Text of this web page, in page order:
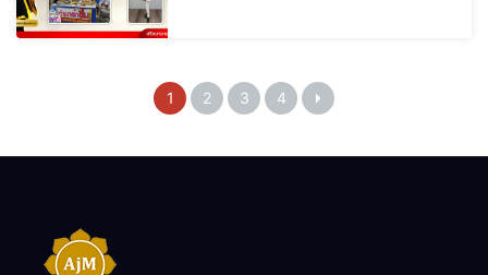
1 2 3 4